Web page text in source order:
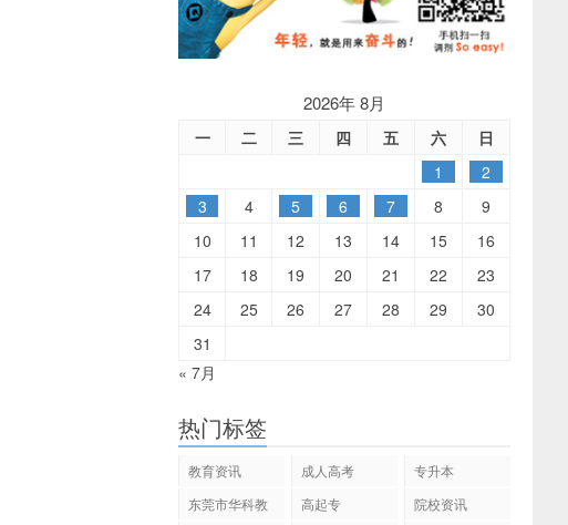
2026年 8月
一 二 三 四 五 六
日
1
2
3
4 5 6 7 8
9
10
11 12 13 14 15
16
17
18 19 20 21 22
23
24
25 26 27 28 29
30
31
« 7月
热门标签
教育资讯 成人高考
专升本
东莞市华科教
高起专 院校资讯